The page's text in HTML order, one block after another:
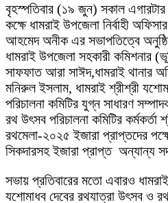
বৃহস্পতিবার (১৯ জুন) সকাল এগারটার
কক্ষে ধামরাই উপজেলা নির্বাহী
আহমেদ অনীক এর সভাপতিত্বে
ধামরাই উপজেলা সহকারী কমিশনার
সাফফাত আরা সাঈদ,ধামরাই থানার
মনিরুল ইসলাম, ধামরাই শ্রীশ্রী
পরিচালনা কমিটির যুগ্ন সাধারণ
রথ উৎসব পরিচালনা কমিটির কর্মকর্তা
রথমেলা-২০২৫ ইজারা প্রাপ্তদের
সিকদারসহ ইজারা প্রাপ্ত অন্যান্য
সভায় প্রতিবারের মতো এবারও
যশোমাধব দেবের রথযাত্রা উৎসব ও